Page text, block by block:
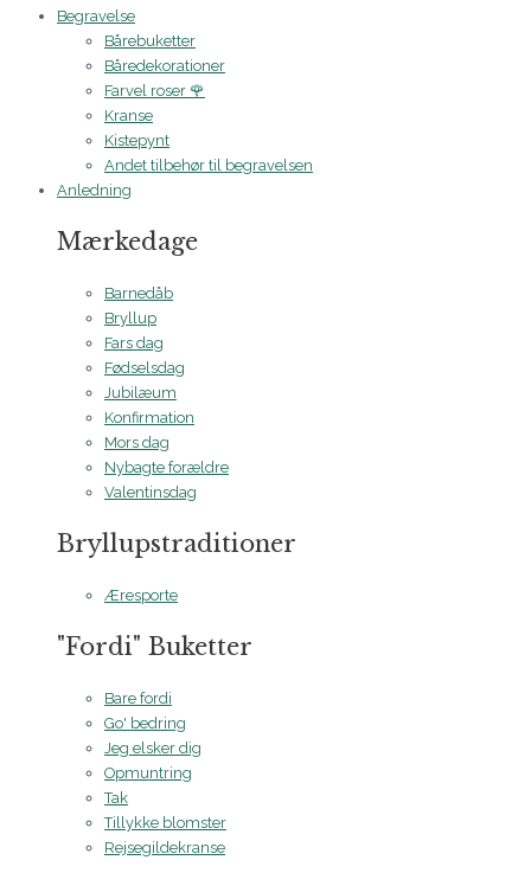
Begravelse
Bårebuketter
Båredekorationer
Farvel roser 🌹
Kranse
Kistepynt
Andet tilbehør til begravelsen
Anledning
Mærkedage
Barnedåb
Bryllup
Fars dag
Fødselsdag
Jubilæum
Konfirmation
Mors dag
Nybagte forældre
Valentinsdag
Bryllupstraditioner
Æresporte
"Fordi" Buketter
Bare fordi
Go' bedring
Jeg elsker dig
Opmuntring
Tak
Tillykke blomster
Rejsegildekranse